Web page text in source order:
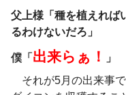
父上様「種を植えれば
るわけないだろ」
僕「 出来らぁ！
」
それが5月の出来事で